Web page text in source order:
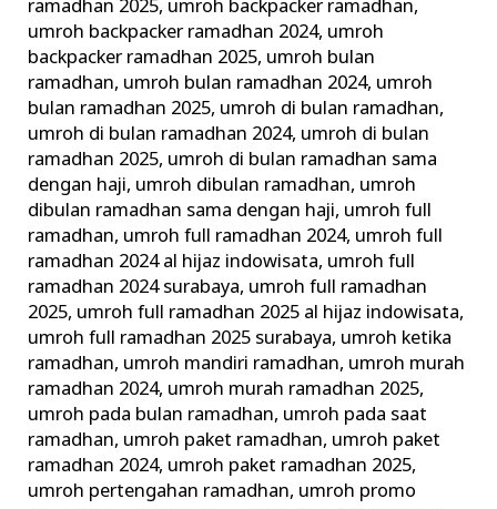
ramadhan 2025, umroh backpacker ramadhan,
umroh backpacker ramadhan 2024, umroh
backpacker ramadhan 2025, umroh bulan
ramadhan, umroh bulan ramadhan 2024, umroh
bulan ramadhan 2025, umroh di bulan ramadhan,
umroh di bulan ramadhan 2024, umroh di bulan
ramadhan 2025, umroh di bulan ramadhan sama
dengan haji, umroh dibulan ramadhan, umroh
dibulan ramadhan sama dengan haji, umroh full
ramadhan, umroh full ramadhan 2024, umroh full
ramadhan 2024 al hijaz indowisata, umroh full
ramadhan 2024 surabaya, umroh full ramadhan
2025, umroh full ramadhan 2025 al hijaz indowisata,
umroh full ramadhan 2025 surabaya, umroh ketika
ramadhan, umroh mandiri ramadhan, umroh murah
ramadhan 2024, umroh murah ramadhan 2025,
umroh pada bulan ramadhan, umroh pada saat
ramadhan, umroh paket ramadhan, umroh paket
ramadhan 2024, umroh paket ramadhan 2025,
umroh pertengahan ramadhan, umroh promo